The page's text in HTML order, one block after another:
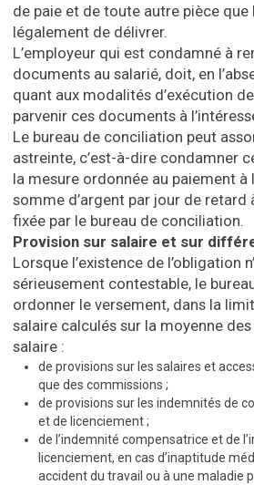
de paie et de toute autre pièce que
légalement de délivrer.
L’employeur qui est condamné à
documents au salarié, doit, en
quant aux modalités d’exécution
parvenir ces documents à
Le bureau de conciliation peut
astreinte, c’est-à-dire condamner
la mesure ordonnée au paiement à
somme d’argent par jour de retard
fixée par le bureau de conciliation.
Provision sur salaire et sur
Lorsque l’existence de l’obligation
sérieusement contestable, le
ordonner le versement, dans la
salaire calculés sur la moyenne
salaire :
de provisions sur les salaires et
que des commissions ;
de provisions sur les indemnités de
et de licenciement ;
de l’indemnité compensatrice et de
licenciement, en cas d’inaptitude
accident du travail ou à une maladie